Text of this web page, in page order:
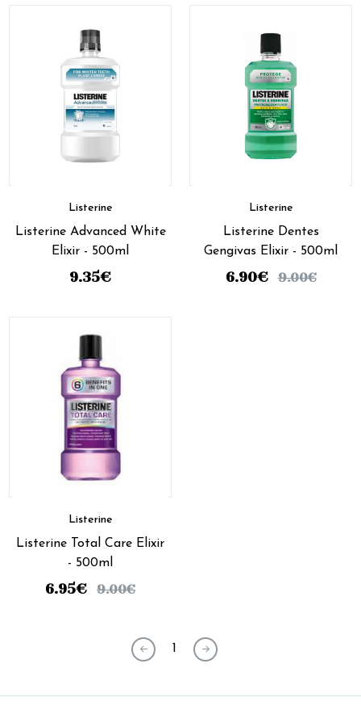
Listerine
Listerine Advanced White
Elixir - 500ml
9.35€
Listerine
Listerine Dentes
Gengivas Elixir - 500ml
6.90€ 9.00€
Listerine
Listerine Total Care Elixir
- 500ml
6.95€ 9.00€
1